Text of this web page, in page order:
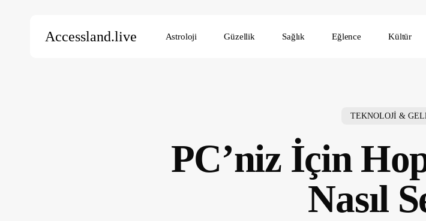
Accessland.live Astroloji Güzellik Sağlık Eğlence Kültür
TEKNOLOJİ &
PC’niz İçin
Nasıl